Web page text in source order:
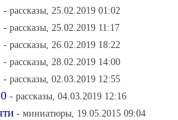
- рассказы, 25.02.2019 01:02
- рассказы, 25.02.2019 11:17
- рассказы, 26.02.2019 18:22
- рассказы, 28.02.2019 14:00
- рассказы, 02.03.2019 12:55
- рассказы, 04.03.2019 12:16
- миниатюры, 19.05.2015 09:04